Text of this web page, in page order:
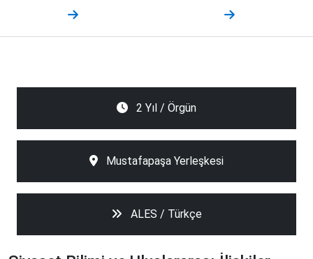
2 Yıl / Örgün
Mustafapaşa Yerleşkesi
ALES / Türkçe